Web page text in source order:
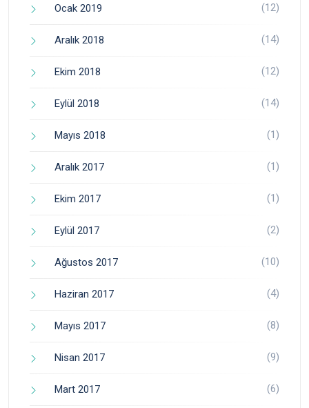
Ocak 2019 (12)
Aralık 2018 (14)
Ekim 2018 (12)
Eylül 2018 (14)
Mayıs 2018 (1)
Aralık 2017 (1)
Ekim 2017 (1)
Eylül 2017 (2)
Ağustos 2017 (10)
Haziran 2017 (4)
Mayıs 2017 (8)
Nisan 2017 (9)
Mart 2017 (6)